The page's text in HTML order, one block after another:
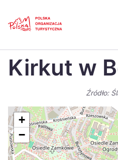
Polski
Español
Italiano
Kirkut w
Źródło:
+
−